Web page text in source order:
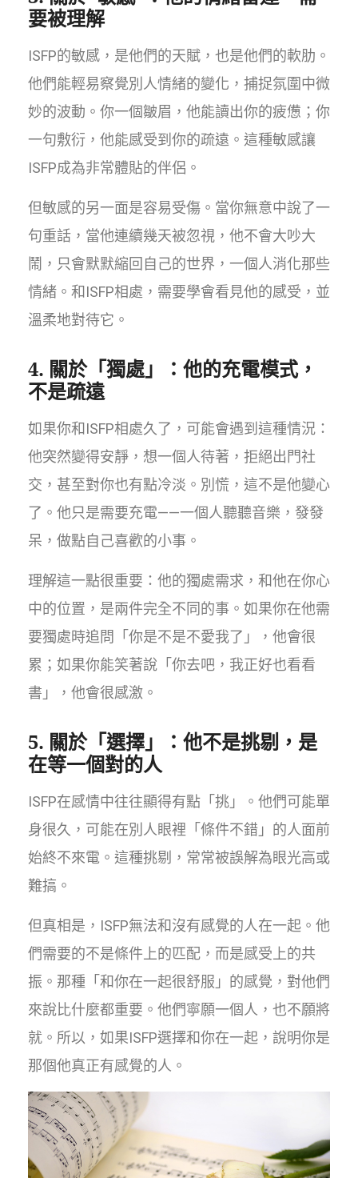
要被理解
ISFP的敏感，是他們的天賦，也是他們的軟肋。
他們能輕易察覺別人情緒的變化，捕捉氛圍中微
妙的波動。你一個皺眉，他能讀出你的疲憊；你
一句敷衍，他能感受到你的疏遠。這種敏感讓
ISFP成為非常體貼的伴侶。
但敏感的另一面是容易受傷。當你無意中說了一
句重話，當他連續幾天被忽視，他不會大吵大
鬧，只會默默縮回自己的世界，一個人消化那些
情緒。和ISFP相處，需要學會看見他的感受，並
溫柔地對待它。
4. 關於「獨處」：他的充電模式，
不是疏遠
如果你和ISFP相處久了，可能會遇到這種情況：
他突然變得安靜，想一個人待著，拒絕出門社
交，甚至對你也有點冷淡。別慌，這不是他變心
了。他只是需要充電——一個人聽聽音樂，發發
呆，做點自己喜歡的小事。
理解這一點很重要：他的獨處需求，和他在你心
中的位置，是兩件完全不同的事。如果你在他需
要獨處時追問「你是不是不愛我了」，他會很
累；如果你能笑著說「你去吧，我正好也看看
書」，他會很感激。
5. 關於「選擇」：他不是挑剔，是
在等一個對的人
ISFP在感情中往往顯得有點「挑」。他們可能單
身很久，可能在別人眼裡「條件不錯」的人面前
始終不來電。這種挑剔，常常被誤解為眼光高或
難搞。
但真相是，ISFP無法和沒有感覺的人在一起。他
們需要的不是條件上的匹配，而是感受上的共
振。那種「和你在一起很舒服」的感覺，對他們
來說比什麼都重要。他們寧願一個人，也不願將
就。所以，如果ISFP選擇和你在一起，說明你是
那個他真正有感覺的人。